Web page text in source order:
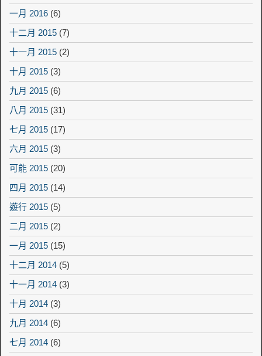
一月 2016 (6)
十二月 2015 (7)
十一月 2015 (2)
十月 2015 (3)
九月 2015 (6)
八月 2015 (31)
七月 2015 (17)
六月 2015 (3)
可能 2015 (20)
四月 2015 (14)
遊行 2015 (5)
二月 2015 (2)
一月 2015 (15)
十二月 2014 (5)
十一月 2014 (3)
十月 2014 (3)
九月 2014 (6)
七月 2014 (6)